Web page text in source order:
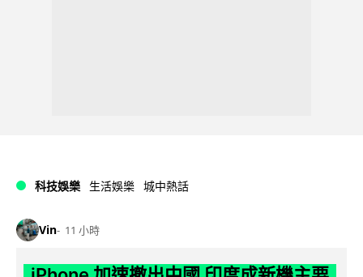
科技娛樂 生活娛樂 城中熱話
Vin 11 小時